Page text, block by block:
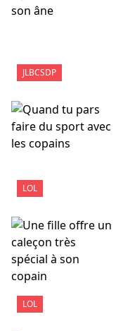
JLBCSDP
LOL
LOL